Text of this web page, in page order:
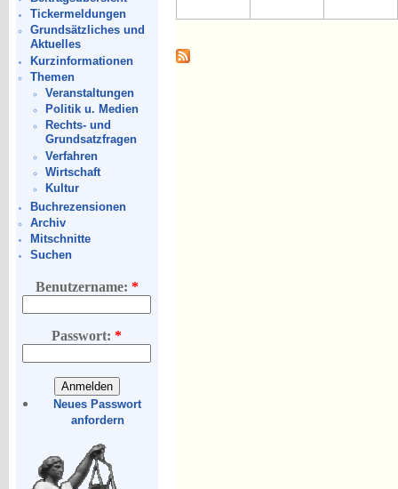
Tickermeldungen
Grundsätzliches und
Aktuelles
Kurzinformationen
Themen
Veranstaltungen
Politik u. Medien
Rechts- und
Grundsatzfragen
Verfahren
Wirtschaft
Kultur
Buchrezensionen
Archiv
Mitschnitte
Suchen
Benutzername: *
Passwort:*
Neues Passwort
anfordern